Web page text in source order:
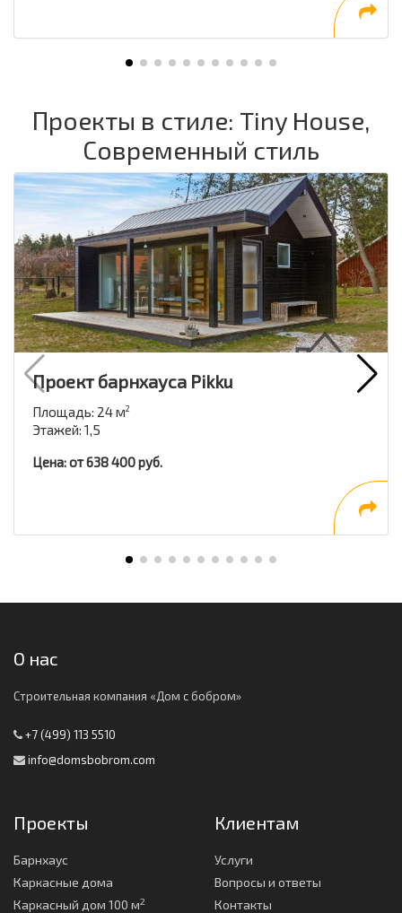
Проекты в стиле: Tiny House,
Современный стиль
Проект барнхауса Pikku
Площадь: 24 м2
Этажей: 1,5
Цена: от 638 400 руб.
О нас
Строительная компания «Дом с бобром»
+7 (499) 113 5510
info@domsbobrom.com
Проекты
Барнхаус
Каркасные дома
Каркасный дом 100 м2
Клиентам
Услуги
Вопросы и ответы
Контакты